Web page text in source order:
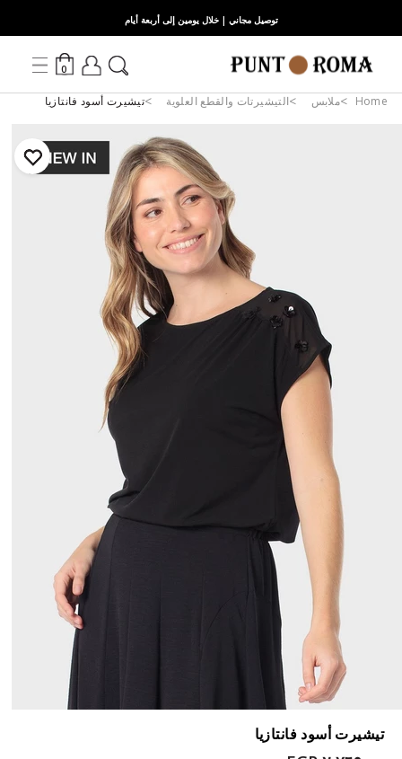
توصيل مجاني | خلال يومين إلى أربعة أيام
0
Home ملابس التيشيرتات والقطع العلوية تيشيرت أسود فانتازيا
تيشيرت أسود فانتازيا